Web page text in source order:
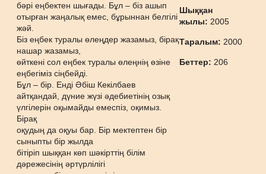
бəрі еңбектен шығады. Бұл – біз ашып
отырған жаңалық емес, бұрыннан белгілі
жəй.
Біз еңбек туралы өлеңдер жазамыз, бірақ
нашар жазамыз,
өйткені сол еңбек туралы өлеңнің өзіне
еңбегіміз сіңбейді.
Бұл – бір. Енді Əбіш Кекілбаев
айтқандай, дүние жүзі əдебиетінің озық
үлгілерін оқымайды емеспіз, оқимыз.
Бірақ
оқудың да оқуы бар. Бір мектептен бір
сыныпты бір жылда
бітіріп шыққан көп шəкірттің білім
дəрежесінің əртүрлілігі
Шыққан
жылы: 2005
Таралым: 2000
Беттер: 206